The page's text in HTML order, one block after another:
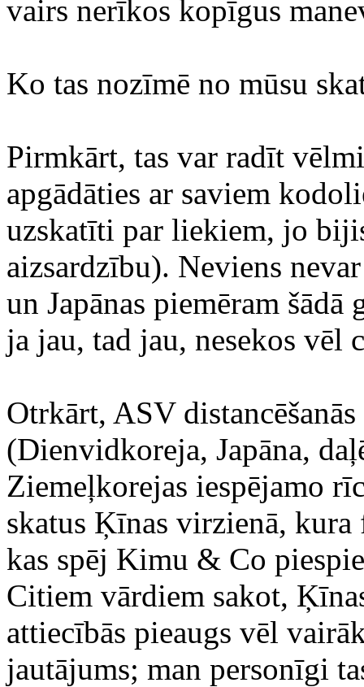
vairs nerīkos kopīgus
Ko tas nozīmē no mūsu
Pirmkārt, tas var radīt
apgādāties ar saviem
uzskatīti par liekiem, jo
aizsardzību). Neviens
un Japānas piemēram
ja jau, tad jau, nesekos vēl
Otrkārt, ASV
(Dienvidkoreja, Japāna,
Ziemeļkorejas iespējamo
skatus Ķīnas virzienā,
kas spēj Kimu & Co
Citiem vārdiem sakot,
attiecībās pieaugs vēl
jautājums; man personīgi